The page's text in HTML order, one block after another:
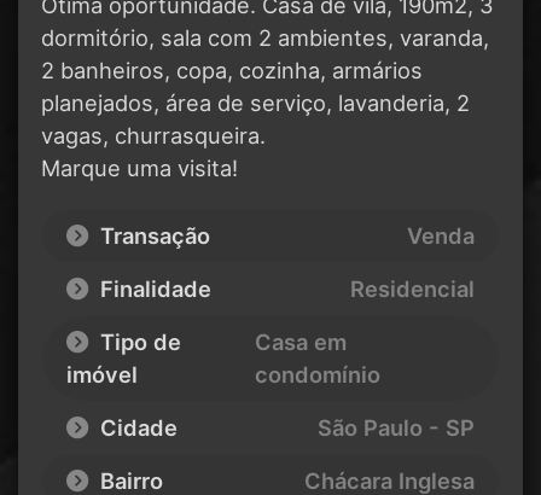
dormitório, sala com 2 ambientes, varanda,
2 banheiros, copa, cozinha, armários
planejados, área de serviço, lavanderia, 2
vagas, churrasqueira.
Marque uma visita!
Transação
Venda
Finalidade
Residencial
Tipo de
imóvel
Casa em
condomínio
Cidade
São Paulo - SP
Bairro
Chácara Inglesa